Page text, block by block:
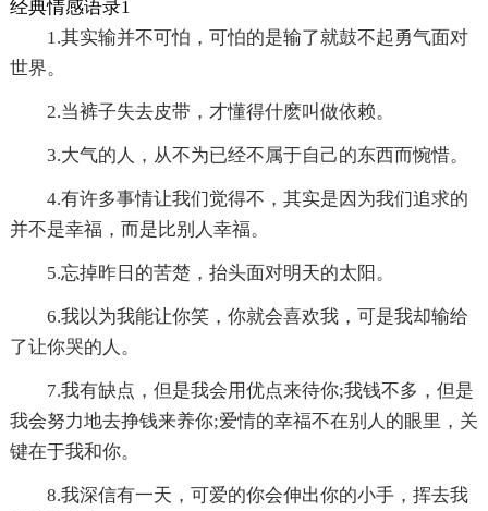
经典情感语录1
1.其实输并不可怕，可怕的是输了就鼓不起勇气面对
世界。
2.当裤子失去皮带，才懂得什麽叫做依赖。
3.大气的人，从不为已经不属于自己的东西而惋惜。
4.有许多事情让我们觉得不，其实是因为我们追求的
并不是幸福，而是比别人幸福。
5.忘掉昨日的苦楚，抬头面对明天的太阳。
6.我以为我能让你笑，你就会喜欢我，可是我却输给
了让你哭的人。
7.我有缺点，但是我会用优点来待你;我钱不多，但是
我会努力地去挣钱来养你;爱情的幸福不在别人的眼里，关
键在于我和你。
8.我深信有一天，可爱的你会伸出你的小手，挥去我